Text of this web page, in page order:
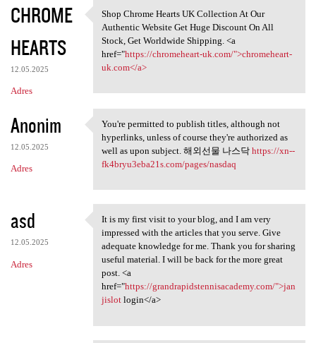
CHROME
HEARTS
12.05.2025
Adres
Shop Chrome Hearts UK
Shop Chrome Hearts UK Collection At Our
Authentic Website Get Huge Discount On All
Stock, Get Worldwide Shipping. <a
href="https://chromeheart-uk.com/">chromeheart-
uk.com</a>
Anonim
12.05.2025
Adres
You're permitted to publish
You're permitted to publish titles, although not
hyperlinks, unless of course they're authorized as
well as upon subject. 해외선물 나스닥 https://xn--
fk4bryu3eba21s.com/pages/nasdaq
asd
12.05.2025
Adres
It is my first visit to your
It is my first visit to your blog, and I am very
impressed with the articles that you serve. Give
adequate knowledge for me. Thank you for sharing
useful material. I will be back for the more great
post. <a
href="https://grandrapidstennisacademy.com/">jan
jislotlogin</a>